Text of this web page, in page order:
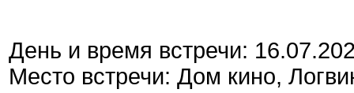
День и время встречи:
Место встречи: Дом кино,